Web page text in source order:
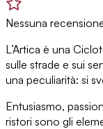
Nessuna
L’Artica è una
sulle strade e sui
una peculiarità: si
Entusiasmo,
ristori sono gli